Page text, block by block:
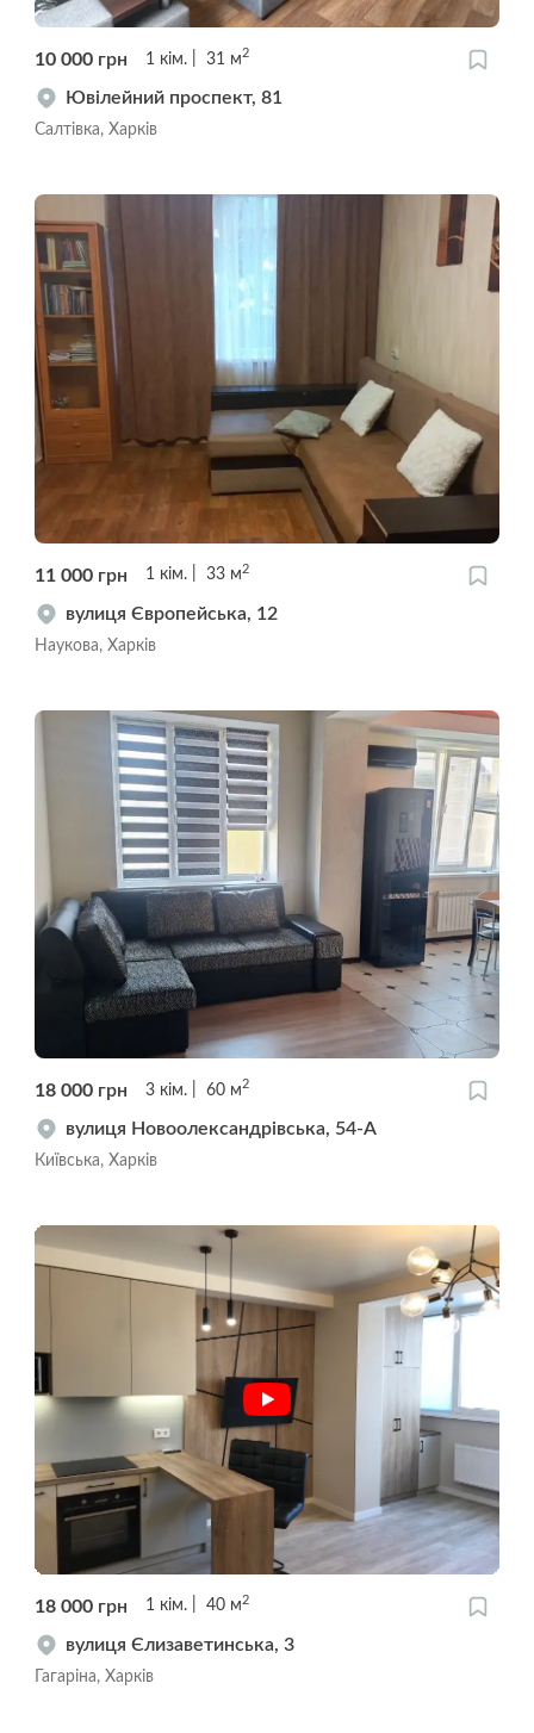
10 000 грн 1 кім. 31 м2
Ювілейний проспект, 81
Салтівка, Харків
11 000 грн 1 кім. 33 м 2
вулиця Європейська, 12
Наукова, Харків
18 000 грн 3 кім. 60 м2
вулиця Новоолександрівська, 54-А
Київська, Харків
18 000 грн 1 кім. 40 м 2
вулиця Єлизаветинська, 3
Гагаріна, Харків